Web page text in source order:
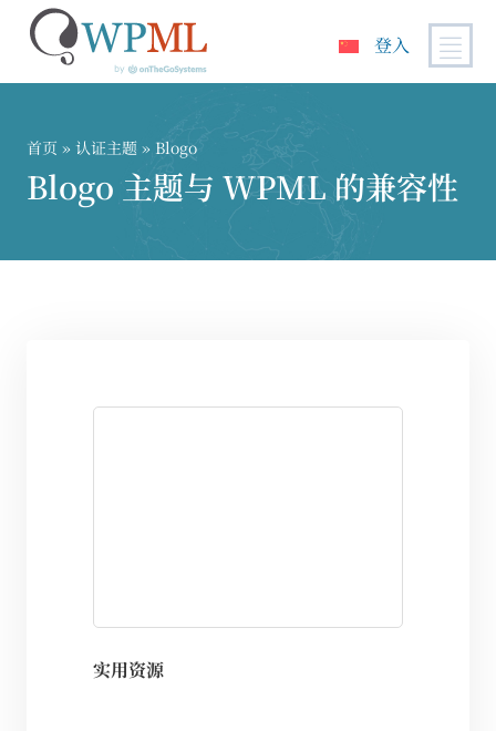
登入
首页 » 认证主题 » Blogo
Blogo 主题与 WPML 的兼容性
实用资源